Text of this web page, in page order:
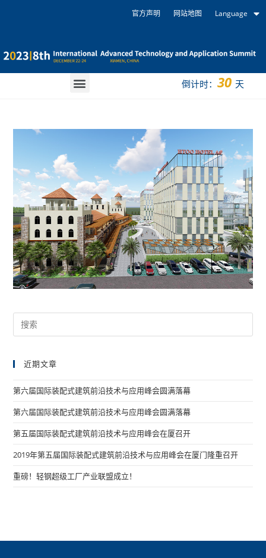
官方声明 网站地图 Language
倒计时： 30 天
近期文章
第六届国际装配式建筑前沿技术与应用峰会圆满落幕
第六届国际装配式建筑前沿技术与应用峰会圆满落幕
第五届国际装配式建筑前沿技术与应用峰会在厦召开
2019年第五届国际装配式建筑前沿技术与应用峰会在厦门隆重召开
重磅！轻钢超级工厂产业联盟成立！